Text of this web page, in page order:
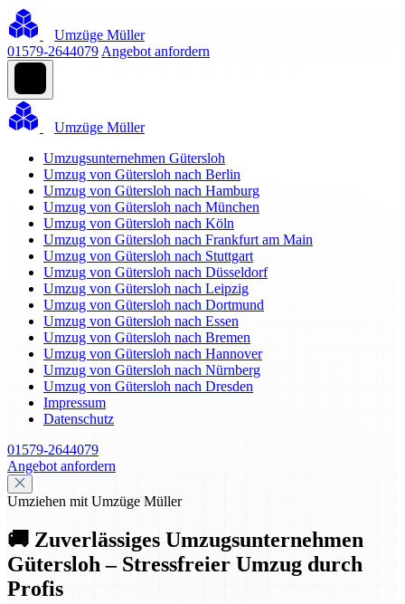
Umzüge Müller
01579-2644079 Angebot anfordern
Umzüge Müller
Umzugsunternehmen Gütersloh
Umzug von Gütersloh nach Berlin
Umzug von Gütersloh nach Hamburg
Umzug von Gütersloh nach München
Umzug von Gütersloh nach Köln
Umzug von Gütersloh nach Frankfurt am Main
Umzug von Gütersloh nach Stuttgart
Umzug von Gütersloh nach Düsseldorf
Umzug von Gütersloh nach Leipzig
Umzug von Gütersloh nach Dortmund
Umzug von Gütersloh nach Essen
Umzug von Gütersloh nach Bremen
Umzug von Gütersloh nach Hannover
Umzug von Gütersloh nach Nürnberg
Umzug von Gütersloh nach Dresden
Impressum
Datenschutz
01579-2644079
Angebot anfordern
Umziehen mit Umzüge Müller
🚚 Zuverlässiges Umzugsunternehmen
Gütersloh – Stressfreier Umzug durch
Profis